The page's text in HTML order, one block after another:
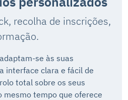
recolha de inscrições,
se às suas
interface clara e fácil de
total sobre os seus
mesmo tempo que oferece